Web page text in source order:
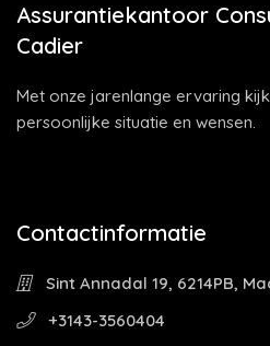
Assurantiekantoor
Cadier
Met onze jarenlange ervaring
persoonlijke situatie en wensen.
Contactinformatie
Sint Annadal 19, 6214PB,
+3143-3560404